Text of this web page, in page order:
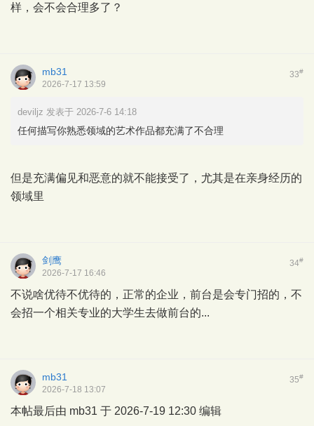
样，会不会合理多了？
33#
mb31
2026-7-17 13:59
deviljz 发表于 2026-7-6 14:18
任何描写你熟悉领域的艺术作品都充满了不合理
但是充满偏见和恶意的就不能接受了，尤其是在亲身经历的
领域里
34#
剑鹰
2026-7-17 16:46
不说啥优待不优待的，正常的企业，前台是会专门招的，不
会招一个相关专业的大学生去做前台的...
35#
mb31
2026-7-18 13:07
本帖最后由 mb31 于 2026-7-19 12:30 编辑